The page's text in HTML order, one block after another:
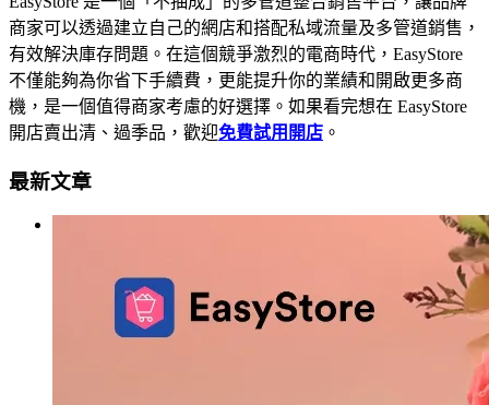
商家可以透過建立自己的網店和搭配私域流量及多管道銷售，
有效解決庫存問題。在這個競爭激烈的電商時代，EasyStore
不僅能夠為你省下手續費，更能提升你的業績和開啟更多商
機，是一個值得商家考慮的好選擇。如果看完想在 EasyStore
開店賣出清、過季品，歡迎免費試用開店 。
最新文章